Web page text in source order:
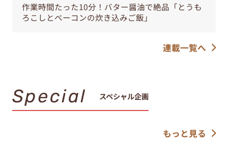
作業時間たった10分！バター醤油で絶品「とうも
ろこしとベーコンの炊き込みご飯」
連載一覧へ
Special スペシャル企画
もっと見る